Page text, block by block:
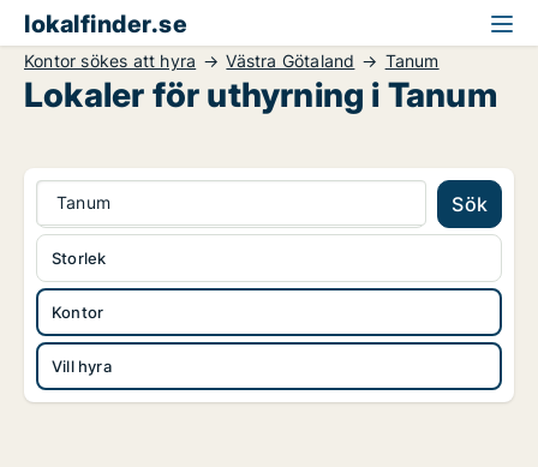
lokalfinder.se
Kontor sökes att hyra Västra Götaland Tanum
Lokaler för uthyrning i Tanum
Tanum Sök
Kontor
Vill hyra
Storlek